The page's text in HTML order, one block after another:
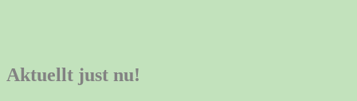
Aktuellt just nu!